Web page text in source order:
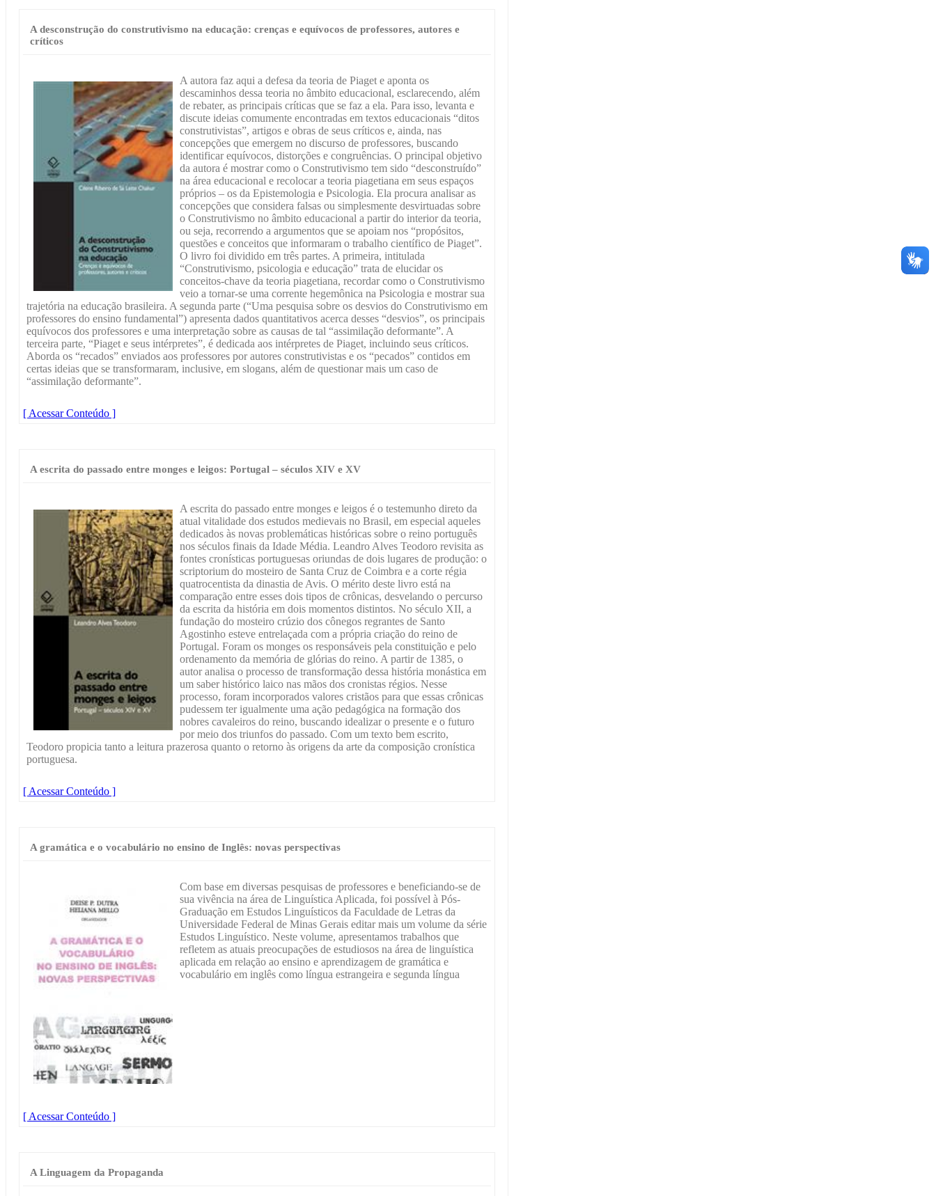
A desconstrução do construtivismo na educação: crenças e equívocos de professores, autores e
críticos
A autora faz aqui a defesa da teoria de Piaget e aponta os
descaminhos dessa teoria no âmbito educacional, esclarecendo, além
de rebater, as principais críticas que se faz a ela. Para isso, levanta e
discute ideias comumente encontradas em textos educacionais “ditos
construtivistas”, artigos e obras de seus críticos e, ainda, nas
concepções que emergem no discurso de professores, buscando
identificar equívocos, distorções e congruências. O principal objetivo
da autora é mostrar como o Construtivismo tem sido “desconstruído”
na área educacional e recolocar a teoria piagetiana em seus espaços
próprios – os da Epistemologia e Psicologia. Ela procura analisar as
concepções que considera falsas ou simplesmente desvirtuadas sobre
o Construtivismo no âmbito educacional a partir do interior da teoria,
ou seja, recorrendo a argumentos que se apoiam nos “propósitos,
questões e conceitos que informaram o trabalho científico de Piaget”.
O livro foi dividido em três partes. A primeira, intitulada
“Construtivismo, psicologia e educação” trata de elucidar os
conceitos-chave da teoria piagetiana, recordar como o Construtivismo
veio a tornar-se uma corrente hegemônica na Psicologia e mostrar sua
trajetória na educação brasileira. A segunda parte (“Uma pesquisa sobre os desvios do Construtivismo em
professores do ensino fundamental”) apresenta dados quantitativos acerca desses “desvios”, os principais
equívocos dos professores e uma interpretação sobre as causas de tal “assimilação deformante”. A
terceira parte, “Piaget e seus intérpretes”, é dedicada aos intérpretes de Piaget, incluindo seus críticos.
Aborda os “recados” enviados aos professores por autores construtivistas e os “pecados” contidos em
certas ideias que se transformaram, inclusive, em slogans, além de questionar mais um caso de
“assimilação deformante”.
[ Acessar Conteúdo ]
A escrita do passado entre monges e leigos: Portugal – séculos XIV e XV
A escrita do passado entre monges e leigos é o testemunho direto da
atual vitalidade dos estudos medievais no Brasil, em especial aqueles
dedicados às novas problemáticas históricas sobre o reino português
nos séculos finais da Idade Média. Leandro Alves Teodoro revisita as
fontes cronísticas portuguesas oriundas de dois lugares de produção: o
scriptorium do mosteiro de Santa Cruz de Coimbra e a corte régia
quatrocentista da dinastia de Avis. O mérito deste livro está na
comparação entre esses dois tipos de crônicas, desvelando o percurso
da escrita da história em dois momentos distintos. No século XII, a
fundação do mosteiro crúzio dos cônegos regrantes de Santo
Agostinho esteve entrelaçada com a própria criação do reino de
Portugal. Foram os monges os responsáveis pela constituição e pelo
ordenamento da memória de glórias do reino. A partir de 1385, o
autor analisa o processo de transformação dessa história monástica em
um saber histórico laico nas mãos dos cronistas régios. Nesse
processo, foram incorporados valores cristãos para que essas crônicas
pudessem ter igualmente uma ação pedagógica na formação dos
nobres cavaleiros do reino, buscando idealizar o presente e o futuro
por meio dos triunfos do passado. Com um texto bem escrito,
Teodoro propicia tanto a leitura prazerosa quanto o retorno às origens da arte da composição cronística
portuguesa.
[ Acessar Conteúdo ]
A gramática e o vocabulário no ensino de Inglês: novas perspectivas
Com base em diversas pesquisas de professores e beneficiando-se de
sua vivência na área de Linguística Aplicada, foi possível à Pós-
Graduação em Estudos Linguísticos da Faculdade de Letras da
Universidade Federal de Minas Gerais editar mais um volume da série
Estudos Linguístico. Neste volume, apresentamos trabalhos que
refletem as atuais preocupações de estudiosos na área de linguística
aplicada em relação ao ensino e aprendizagem de gramática e
vocabulário em inglês como língua estrangeira e segunda língua
[ Acessar Conteúdo ]
A Linguagem da Propaganda